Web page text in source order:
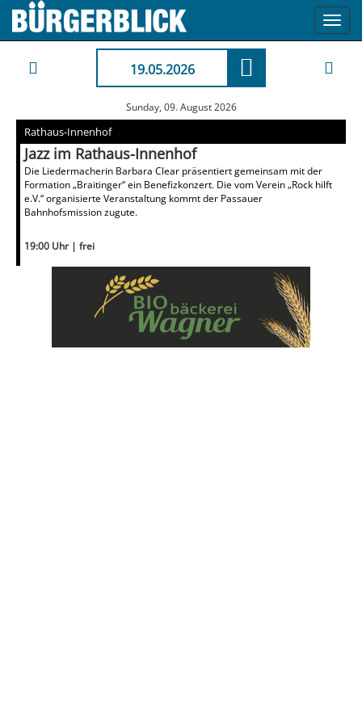
19.05.2026
Sunday, 09. August 2026
Rathaus-Innenhof
Jazz im Rathaus-Innenhof
Die Liedermacherin Barbara Clear präsentiert gemeinsam mit der
Formation „Braitinger“ ein Benefizkonzert. Die vom Verein „Rock hilft
e.V.“ organisierte Veranstaltung kommt der Passauer
Bahnhofsmission zugute.
19:00 Uhr | frei